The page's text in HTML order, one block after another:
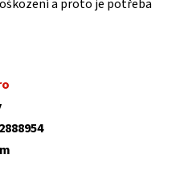
a proto je potřeba